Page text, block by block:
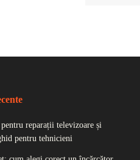
reparații televizoare și
pentru tehnicieni